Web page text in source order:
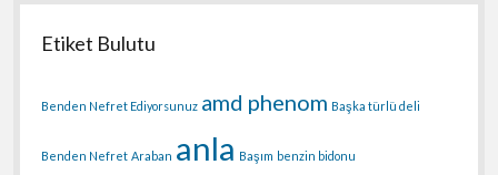
Etiket Bulutu
Benden Nefret Ediyorsunuz amd phenom Başka türlü deli
Benden Nefret Araban anla Başım benzin bidonu